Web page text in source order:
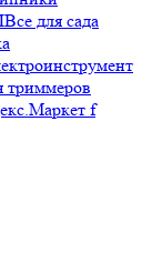
Все для сада
триммеров
f